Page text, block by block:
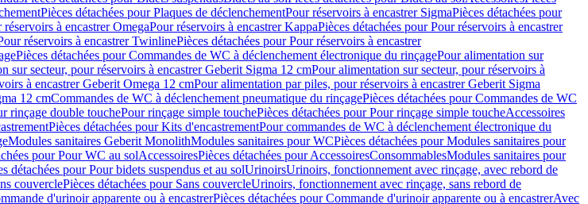
Pièces détachées pour Plaques de déclenchementPour réservoirs à encastrer SigmaPièces détachées pour
à encastrer OmegaPour réservoirs à encastrer KappaPièces détachées pour Pour réservoirs à encastrer
réservoirs à encastrer TwinlinePièces détachées pour Pour réservoirs à encastrer
Pièces détachées pour Commandes de WC à déclenchement électronique du rinçagePour alimentation sur
sur secteur, pour réservoirs à encastrer Geberit Sigma 12 cmPour alimentation sur secteur, pour réservoirs à
à encastrer Geberit Omega 12 cmPour alimentation par piles, pour réservoirs à encastrer Geberit Sigma
12 cmCommandes de WC à déclenchement pneumatique du rinçagePièces détachées pour Commandes de WC
rinçage double touchePour rinçage simple touchePièces détachées pour Pour rinçage simple toucheAccessoires
Pièces détachées pour Kits d'encastrementPour commandes de WC à déclenchement électronique du
Modules sanitaires Geberit MonolithModules sanitaires pour WCPièces détachées pour Modules sanitaires pour
pour Pour WC au solAccessoiresPièces détachées pour AccessoiresConsommablesModules sanitaires pour
détachées pour Pour bidets suspendus et au solUrinoirsUrinoirs, fonctionnement avec rinçage, avec rebord de
couverclePièces détachées pour Sans couvercleUrinoirs, fonctionnement avec rinçage, sans rebord de
d'urinoir apparente ou à encastrerPièces détachées pour Commande d'urinoir apparente ou à encastrerAvec